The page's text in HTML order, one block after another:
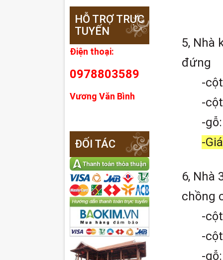
5, Nhà
đứng
-
-
-
-
6, Nhà
chồng
-
-
-
HỖ TRỢ TRỰC
TUYẾN
Điện thoại:
0978803589
Vương Văn Bình
ĐỐI TÁC